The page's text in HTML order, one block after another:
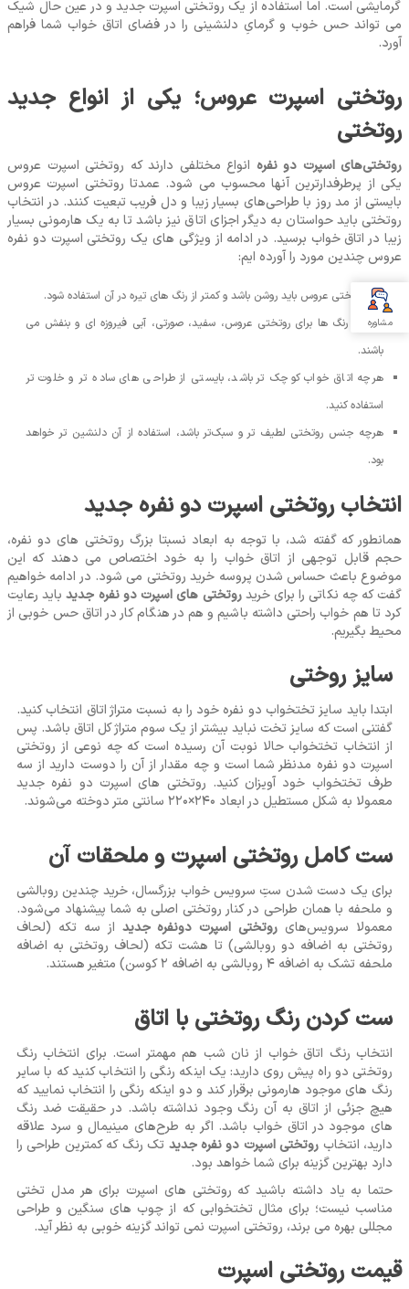
گرمایشی است. اما استفاده از یک روتختی اسپرت جدید و در عین حال شیک
می ‌تواند حس خوب و گرمایِ دلنشینی را در فضای اتاق خواب شما فراهم
آورد.
روتختی اسپرت عروس؛ یکی از انواع جدید
روتختی
روتختی‌های اسپرت دو نفره انواع مختلفی دارند که روتختی اسپرت عروس
یکی از پرطرفدارترین آنها محسوب می ‌شود. عمدتا روتختی اسپرت عروس
بایستی از مد روز با طراحی‌های بسیار زیبا و دل ‌فریب تبعیت کنند. در انتخاب
روتختی باید حواستان به دیگر اجزای اتاق نیز باشد تا به یک هارمونی بسیار
زیبا در اتاق خواب برسید. در ادامه از ویژگی ‌های یک روتختی اسپرت دو نفره
عروس چندین مورد را آورده ‌ایم:
رنگ روتختی عروس باید روشن باشد و کمتر از رنگ‌ های تیره در آن استفاده شود.
بهترین رنگ ‌ها برای روتختی عروس، سفید، صورتی، آبی فیروزه‌ ای و بنفش می
‌باشند.
هرچه اتاق خواب کوچک ‌تر باشد، بایستی از طراحی‌ های ساده‌ تر و خلوت ‌تر
استفاده کنید.
هرچه جنس روتختی لطیف‌ تر و سبک‌تر باشد، استفاده از آن دلنشین ‌تر خواهد
بود.
انتخاب روتختی اسپرت دو نفره جدید
همانطور که گفته شد، با توجه به ابعاد نسبتا بزرگ روتختی ‌های دو نفره،
حجم قابل توجهی از اتاق خواب را به خود اختصاص می ‌دهند که این
موضوع باعث حساس شدن پروسه خرید روتختی می ‌شود. در ادامه خواهیم
گفت که چه نکاتی را برای خریدروتختی ‌های اسپرت دو نفره جدیدباید رعایت
کرد تا هم خواب راحتی داشته باشیم و هم در هنگام کار در اتاق حس خوبی از
محیط بگیریم.
سایز روختی
ابتدا باید سایز تختخواب دو نفره خود را به نسبت متراژ اتاق انتخاب کنید.
گفتنی است که سایز تخت نباید بیشتر از یک سوم متراژ کل اتاق باشد. پس
از انتخاب تختخواب حالا نوبت آن رسیده است که چه نوعی از روتختی
اسپرت دو نفره مدنظر شما است و چه مقدار از آن را دوست دارید از سه
طرف تختخواب خود آویزان کنید. روتختی ‌های اسپرت دو نفره جدید
معمولا به شکل مستطیل در ابعاد 240×220 سانتی متر دوخته می‌شوند.
ست کامل روتختی اسپرت و ملحقات آن
برای یک دست شدن ستِ سرویس خواب بزرگسال، خرید چندین روبالشی
و ملحفه با همان طراحی در کنار روتختی اصلی به شما پیشنهاد می‌شود.
معمولا سرویس‌های روتختی اسپرت دونفره جدید از سه تکه (لحاف
روتختی به اضافه دو روبالشی) تا هشت تکه (لحاف روتختی به اضافه
ملحفه تشک به اضافه 4 روبالشی به اضافه 2 کوسن) متغیر هستند.
ست کردن رنگ روتختی با اتاق
انتخاب رنگ اتاق خواب از نان شب هم مهمتر است. برای انتخاب رنگ
روتختی دو راه پیش روی دارید: یک اینکه رنگی را انتخاب کنید که با سایر
رنگ ‌های موجود هارمونی برقرار کند و دو اینکه رنگی را انتخاب نمایید که
هیچ جزئی از اتاق به آن رنگ وجود نداشته باشد. در حقیقت ضد رنگ
‌های موجود در اتاق ‌خواب باشد. اگر به طرح‌های مینیمال و سرد علاقه
دارید، انتخاب روتختی اسپرت دو نفره جدید تک رنگ که کمترین طراحی را
دارد بهترین گزینه برای شما خواهد بود.
حتما به یاد داشته باشید که روتختی‌ های اسپرت برای هر مدل تختی
مناسب نیست؛ برای مثال تختخوابی که از چوب‌ های سنگین و طراحی
مجللی بهره می ‌برند، روتختی اسپرت نمی ‌تواند گزینه خوبی به نظر آید.
قیمت روتختی اسپرت
مشاوره